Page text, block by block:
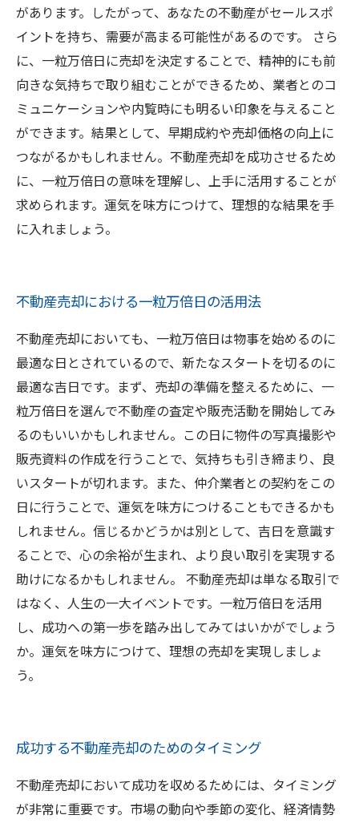
があります。したがって、あなたの不動産がセールスポ
イントを持ち、需要が高まる可能性があるのです。 さら
に、一粒万倍日に売却を決定することで、精神的にも前
向きな気持ちで取り組むことができるため、業者とのコ
ミュニケーションや内覧時にも明るい印象を与えること
ができます。結果として、早期成約や売却価格の向上に
つながるかもしれません。不動産売却を成功させるため
に、一粒万倍日の意味を理解し、上手に活用することが
求められます。運気を味方につけて、理想的な結果を手
に入れましょう。
不動産売却における一粒万倍日の活用法
不動産売却においても、一粒万倍日は物事を始めるのに
最適な日とされているので、新たなスタートを切るのに
最適な吉日です。まず、売却の準備を整えるために、一
粒万倍日を選んで不動産の査定や販売活動を開始してみ
るのもいいかもしれません。この日に物件の写真撮影や
販売資料の作成を行うことで、気持ちも引き締まり、良
いスタートが切れます。また、仲介業者との契約をこの
日に行うことで、運気を味方につけることもできるかも
しれません。信じるかどうかは別として、吉日を意識す
ることで、心の余裕が生まれ、より良い取引を実現する
助けになるかもしれません。 不動産売却は単なる取引で
はなく、人生の一大イベントです。一粒万倍日を活用
し、成功への第一歩を踏み出してみてはいかがでしょう
か。運気を味方につけて、理想の売却を実現しましょ
う。
成功する不動産売却のためのタイミング
不動産売却において成功を収めるためには、タイミング
が非常に重要です。市場の動向や季節の変化、経済情勢